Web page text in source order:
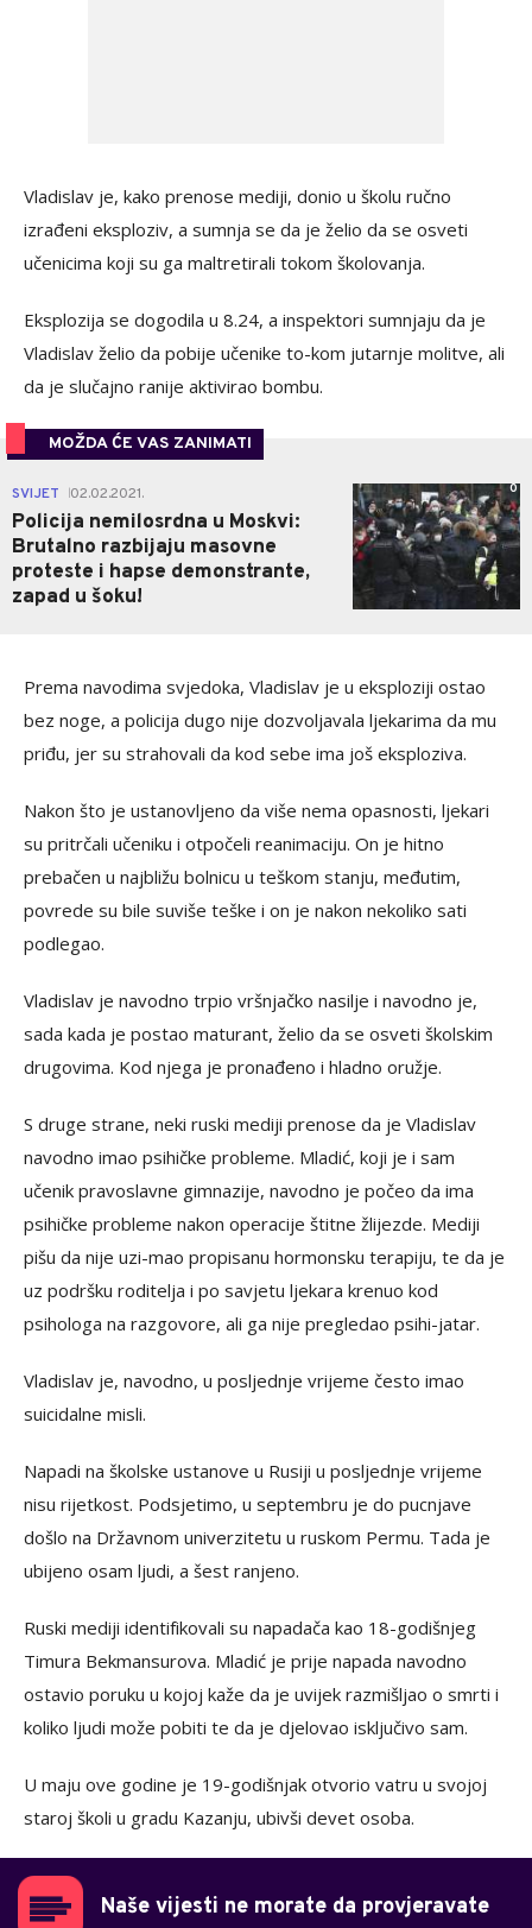
Vladislav je, kako prenose mediji, donio u školu ručno
izrađeni eksploziv, a sumnja se da je želio da se osveti
učenicima koji su ga maltretirali tokom školovanja.
Eksplozija se dogodila u 8.24, a inspektori sumnjaju da je
Vladislav želio da pobije učenike to-kom jutarnje molitve, ali
da je slučajno ranije aktivirao bombu.
MOŽDA ĆE VAS ZANIMATI
SVIJET 02.02.2021.
Policija nemilosrdna u Moskvi:
Brutalno razbijaju masovne
proteste i hapse demonstrante,
zapad u šoku!
0
Prema navodima svjedoka, Vladislav je u eksploziji ostao
bez noge, a policija dugo nije dozvoljavala ljekarima da mu
priđu, jer su strahovali da kod sebe ima još eksploziva.
Nakon što je ustanovljeno da više nema opasnosti, ljekari
su pritrčali učeniku i otpočeli reanimaciju. On je hitno
prebačen u najbližu bolnicu u teškom stanju, međutim,
povrede su bile suviše teške i on je nakon nekoliko sati
podlegao.
Vladislav je navodno trpio vršnjačko nasilje i navodno je,
sada kada je postao maturant, želio da se osveti školskim
drugovima. Kod njega je pronađeno i hladno oružje.
S druge strane, neki ruski mediji prenose da je Vladislav
navodno imao psihičke probleme. Mladić, koji je i sam
učenik pravoslavne gimnazije, navodno je počeo da ima
psihičke probleme nakon operacije štitne žlijezde. Mediji
pišu da nije uzi-mao propisanu hormonsku terapiju, te da je
uz podršku roditelja i po savjetu ljekara krenuo kod
psihologa na razgovore, ali ga nije pregledao psihi-jatar.
Vladislav je, navodno, u posljednje vrijeme često imao
suicidalne misli.
Napadi na školske ustanove u Rusiji u posljednje vrijeme
nisu rijetkost. Podsjetimo, u septembru je do pucnjave
došlo na Državnom univerzitetu u ruskom Permu. Tada je
ubijeno osam ljudi, a šest ranjeno.
Ruski mediji identifikovali su napadača kao 18-godišnjeg
Timura Bekmansurova. Mladić je prije napada navodno
ostavio poruku u kojoj kaže da je uvijek razmišljao o smrti i
koliko ljudi može pobiti te da je djelovao isključivo sam.
U maju ove godine je 19-godišnjak otvorio vatru u svojoj
staroj školi u gradu Kazanju, ubivši devet osoba.
Naše vijesti ne morate da provjeravate